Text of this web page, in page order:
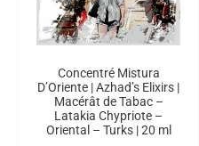
Concentré Mistura
D’Oriente | Azhad’s Elixirs |
Macérât de Tabac –
Latakia Chypriote –
Oriental – Turks | 20 ml